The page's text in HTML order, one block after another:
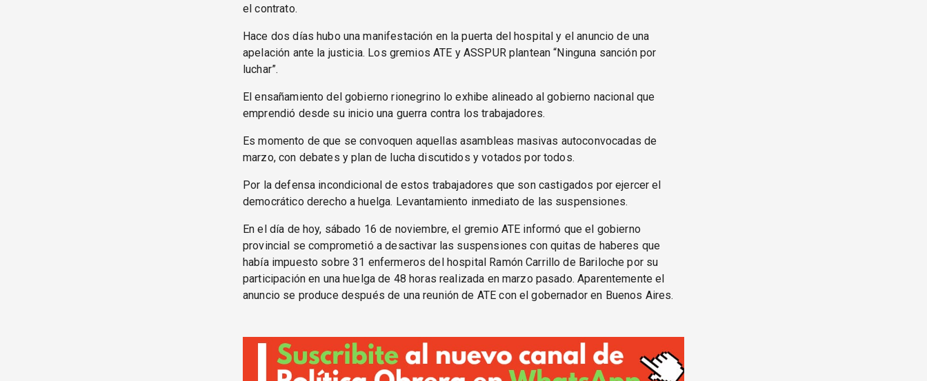
el contrato.
Hace dos días hubo una manifestación en la puerta del hospital y el anuncio de una
apelación ante la justicia. Los gremios ATE y ASSPUR plantean “Ninguna sanción por
luchar”.
El ensañamiento del gobierno rionegrino lo exhibe alineado al gobierno nacional que
emprendió desde su inicio una guerra contra los trabajadores.
Es momento de que se convoquen aquellas asambleas masivas autoconvocadas de
marzo, con debates y plan de lucha discutidos y votados por todos.
Por la defensa incondicional de estos trabajadores que son castigados por ejercer el
democrático derecho a huelga. Levantamiento inmediato de las suspensiones.
En el día de hoy, sábado 16 de noviembre, el gremio ATE informó que el gobierno
provincial se comprometió a desactivar las suspensiones con quitas de haberes que
había impuesto sobre 31 enfermeros del hospital Ramón Carrillo de Bariloche por su
participación en una huelga de 48 horas realizada en marzo pasado. Aparentemente el
anuncio se produce después de una reunión de ATE con el gobernador en Buenos Aires.